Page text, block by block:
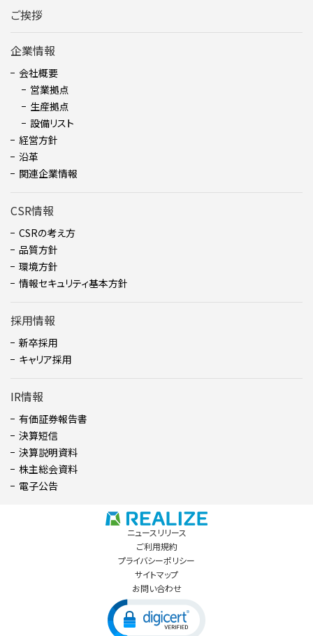
ご挨拶
企業情報
会社概要
営業拠点
生産拠点
設備リスト
経営方針
沿革
関連企業情報
CSR情報
CSRの考え方
品質方針
環境方針
情報セキュリティ基本方針
採用情報
新卒採用
キャリア採用
IR情報
有価証券報告書
決算短信
決算説明資料
株主総会資料
電子公告
ニュースリリース
ご利用規約
プライバシーポリシー
サイトマップ
お問い合わせ